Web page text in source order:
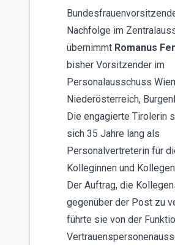
Nachfolge im
übernimmt Romanus
bisher Vorsitzender im
Personalausschuss
Niederösterreich,
Die engagierte Tirolerin
sich 35 Jahre lang als
Personalvertreterin für
Kolleginnen und
Der Auftrag, die
gegenüber der Post zu
führte sie von der